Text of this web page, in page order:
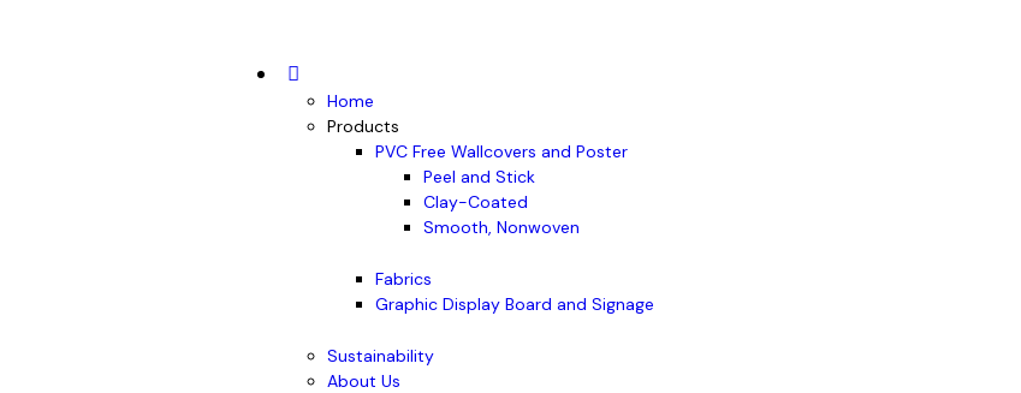
Home
Products
PVC Free Wallcovers and Poster
Peel and Stick
Clay-Coated
Smooth, Nonwoven
Fabrics
Graphic Display Board and Signage
Sustainability
About Us